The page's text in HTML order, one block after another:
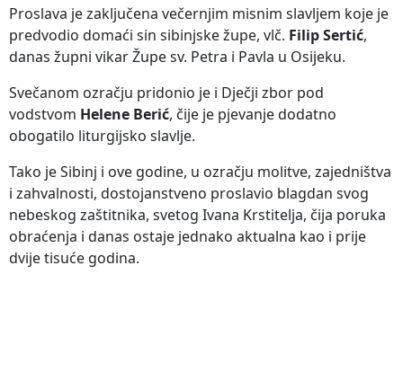
Proslava je zaključena večernjim misnim slavljem koje je
predvodio domaći sin sibinjske župe, vlč. Filip Sertić,
danas župni vikar Župe sv. Petra i Pavla u Osijeku.
Svečanom ozračju pridonio je i Dječji zbor pod
vodstvom Helene Berić, čije je pjevanje dodatno
obogatilo liturgijsko slavlje.
Tako je Sibinj i ove godine, u ozračju molitve, zajedništva
i zahvalnosti, dostojanstveno proslavio blagdan svog
nebeskog zaštitnika, svetog Ivana Krstitelja, čija poruka
obraćenja i danas ostaje jednako aktualna kao i prije
dvije tisuće godina.